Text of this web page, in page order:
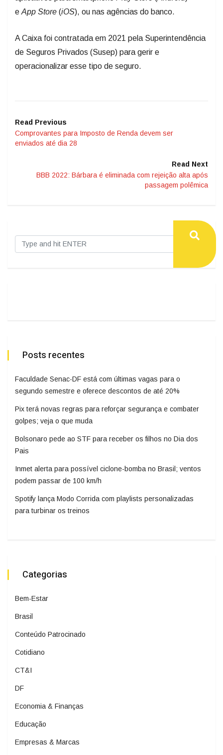
eApp Store (iOS), ou nas agências do banco.
A Caixa foi contratada em 2021 pela Superintendência
de Seguros Privados (Susep) para gerir e
operacionalizar esse tipo de seguro.
Read Previous
Comprovantes para Imposto de Renda devem ser
enviados até dia 28
Read Next
BBB 2022: Bárbara é eliminada com rejeição alta após
passagem polêmica
Posts recentes
Faculdade Senac-DF está com últimas vagas para o
segundo semestre e oferece descontos de até 20%
Pix terá novas regras para reforçar segurança e combater
golpes; veja o que muda
Bolsonaro pede ao STF para receber os filhos no Dia dos
Pais
Inmet alerta para possível ciclone-bomba no Brasil; ventos
podem passar de 100 km/h
Spotify lança Modo Corrida com playlists personalizadas
para turbinar os treinos
Categorias
Bem-Estar
Brasil
Conteúdo Patrocinado
Cotidiano
CT&I
DF
Economia & Finanças
Educação
Empresas & Marcas